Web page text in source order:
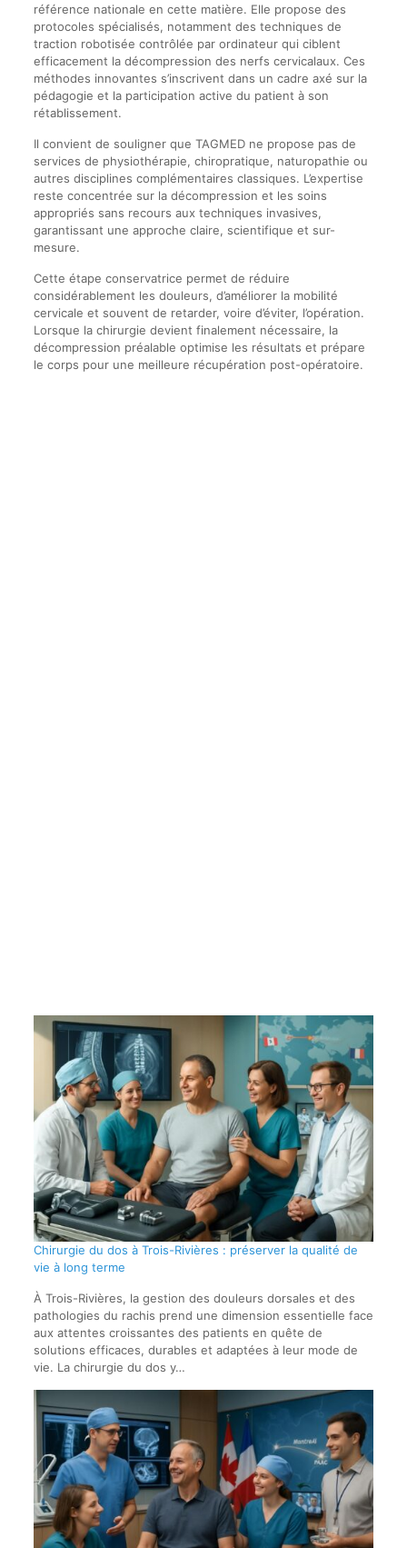
référence nationale en cette matière. Elle propose des
protocoles spécialisés, notamment des techniques de
traction robotisée contrôlée par ordinateur qui ciblent
efficacement la décompression des nerfs cervicalaux. Ces
méthodes innovantes s’inscrivent dans un cadre axé sur la
pédagogie et la participation active du patient à son
rétablissement.
Il convient de souligner que TAGMED ne propose pas de
services de physiothérapie, chiropratique, naturopathie ou
autres disciplines complémentaires classiques. L’expertise
reste concentrée sur la décompression et les soins
appropriés sans recours aux techniques invasives,
garantissant une approche claire, scientifique et sur-
mesure.
Cette étape conservatrice permet de réduire
considérablement les douleurs, d’améliorer la mobilité
cervicale et souvent de retarder, voire d’éviter, l’opération.
Lorsque la chirurgie devient finalement nécessaire, la
décompression préalable optimise les résultats et prépare
le corps pour une meilleure récupération post-opératoire.
Chirurgie du dos à Trois-Rivières : préserver la qualité de
vie à long terme
À Trois-Rivières, la gestion des douleurs dorsales et des
pathologies du rachis prend une dimension essentielle face
aux attentes croissantes des patients en quête de
solutions efficaces, durables et adaptées à leur mode de
vie. La chirurgie du dos y…